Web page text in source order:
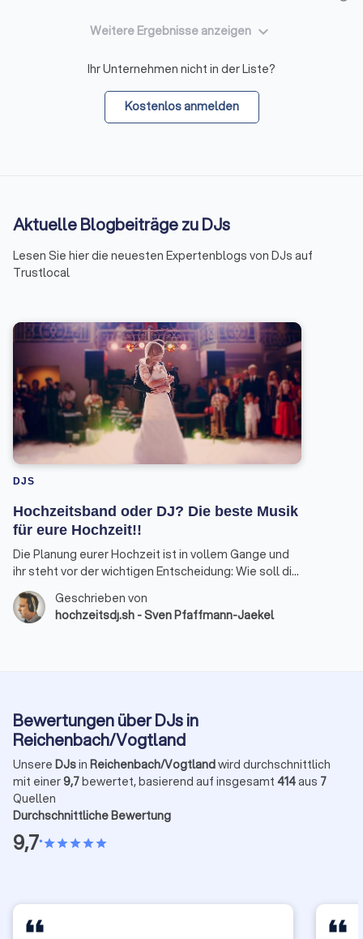
Weitere Ergebnisse anzeigen keyboard_arrow_down
Ihr Unternehmen nicht in der Liste?
Kostenlos anmelden
Aktuelle Blogbeiträge zu DJs
Lesen Sie hier die neuesten Expertenblogs von DJs auf
Trustlocal
DJS
Hochzeitsband oder DJ? Die beste Musik
für eure Hochzeit!!
Die Planung eurer Hochzeit ist in vollem Gange und
ihr steht vor der wichtigen Entscheidung: Wie soll die
musikalische Untermalung eures großen Tages
aussehen? Hochzeitsband oder DJ? Als erfahrener
Hochzeits-DJ möchte ich euch mit diesem Beitrag
Geschrieben von
hochzeitsdj.sh - Sven Pfaffmann-Jaekel
Bewertungen über DJs in
Reichenbach/Vogtland
Unsere DJsin Reichenbach/Vogtlandwird durchschnittlich
mit einer9,7bewertet, basierend auf insgesamt 414aus 7
Quellen
Durchschnittliche Bewertung
9,7•starstarstarstarstar